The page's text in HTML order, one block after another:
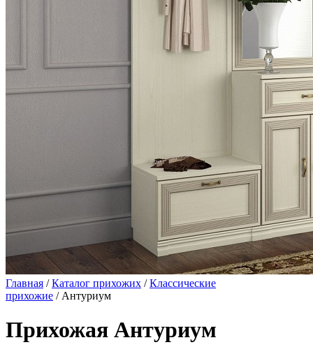
Главная /Каталог прихожих /Классические
прихожие / Антуриум
Прихожая Антуриум